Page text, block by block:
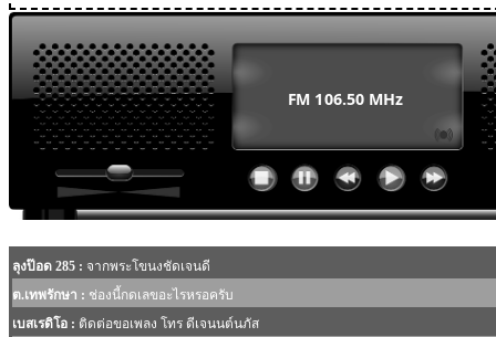
MODULE SBAHJAOUI YOUTUBE
MODULE SBAHJAOUI MEMORY GAME
MODULE SBAHJAOUI ACCORDION MENU